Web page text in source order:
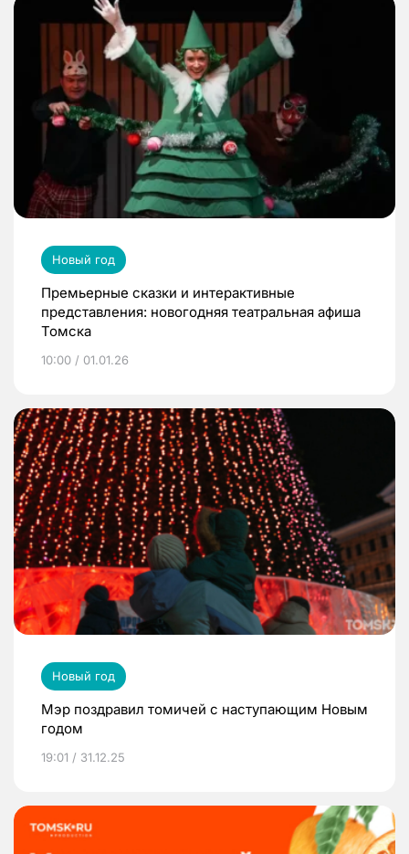
Новый год
Премьерные сказки и интерактивные
представления: новогодняя театральная афиша
Томска
10:00 / 01.01.26
Новый год
Мэр поздравил томичей с наступающим Новым
годом
19:01 / 31.12.25